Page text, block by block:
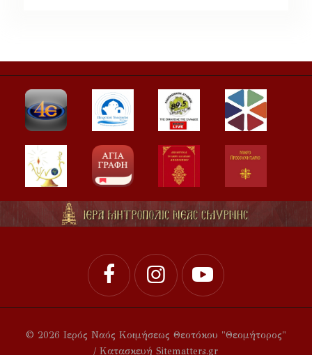
© 2026 Ιερός Ναός Κοιμήσεως Θεοτόκου "Θεομήτορος"
/ Κατασκευή Sitematters.gr